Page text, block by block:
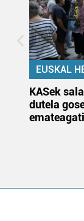
EUSKAL
KASek
dutela